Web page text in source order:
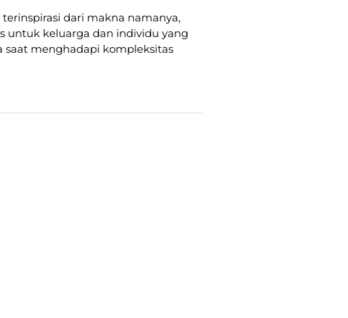
dari makna namanya,
untuk keluarga dan individu yang
menghadapi kompleksitas